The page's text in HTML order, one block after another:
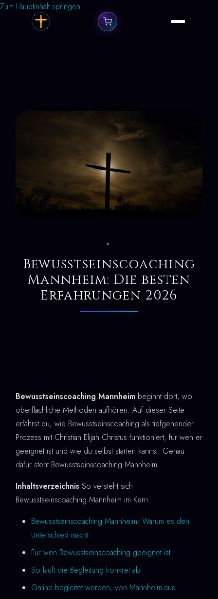
Zum Hauptinhalt springen
✦
Bewusstseinscoaching
Mannheim: Die besten
Erfahrungen 2026
Bewusstseinscoaching Mannheim beginnt dort, wo
oberflächliche Methoden aufhören. Auf dieser Seite
erfährst du, wie Bewusstseinscoaching als tiefgehender
Prozess mit Christian Elijah Christus funktioniert, für wen er
geeignet ist und wie du selbst starten kannst. Genau
dafür steht Bewusstseinscoaching Mannheim.
Inhaltsverzeichnis So versteht sich
Bewusstseinscoaching Mannheim im Kern.
Bewusstseinscoaching Mannheim: Warum es den
Unterschied macht
Für wen Bewusstseinscoaching geeignet ist
So läuft die Begleitung konkret ab
Online begleitet werden, von Mannheim aus